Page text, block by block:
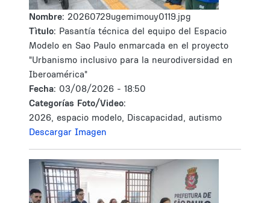
Nombre: 20260729ugemimouy0119.jpg
Tìtulo: Pasantía técnica del equipo del Espacio
Modelo en Sao Paulo enmarcada en el proyecto
"Urbanismo inclusivo para la neurodiversidad en
Iberoamérica"
Fecha: 03/08/2026 - 18:50
Categorías Foto/Video:
2026, espacio modelo, Discapacidad, autismo
Descargar Imagen